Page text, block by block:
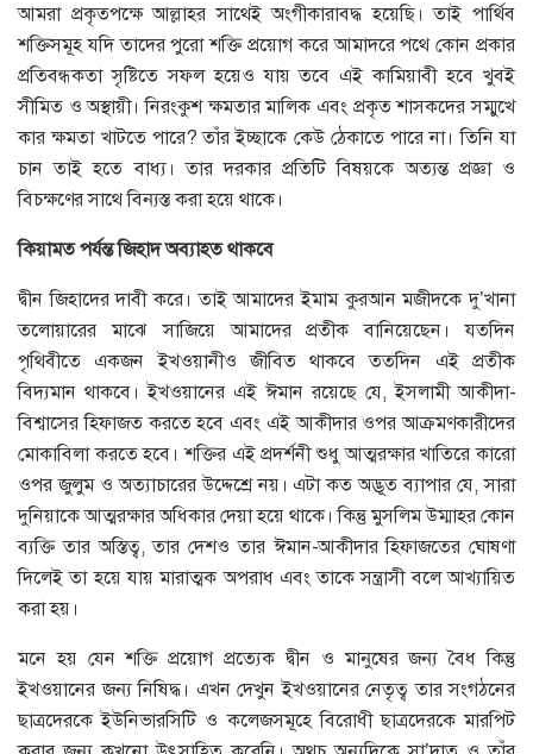
আমরা প্রকৃতপক্ষে আল্লাহর সাথেই অংগীকারাবদ্ধ হয়েছি। তাই পার্থিব
শক্তিসমূহ যদি তাদের পুরো শক্তি প্রয়োগ করে আমাদরে পথে কোন প্রকার
প্রতিবন্ধকতা সৃষ্টিতে সফল হয়েও যায় তবে এই কামিয়াবী হবে খুবই
সীমিত ও অস্থায়ী। নিরংকুশ ক্ষমতার মালিক এবং প্রকৃত শাসকদের সম্মুখে
কার ক্ষমতা খাটতে পারে? তাঁর ইচ্ছাকে কেউ ঠেকাতে পারে না। তিনি যা
চান তাই হতে বাধ্য। তার দরকার প্রতিটি বিষয়কে অত্যন্ত প্রজ্ঞা ও
বিচক্ষণের সাথে বিন্যস্ত করা হয়ে থাকে।
কিয়ামতপর্যন্তজিহাদঅব্যাহতথাকবে
দ্বীন জিহাদের দাবী করে। তাই আমাদের ইমাম কুরআন মজীদকে দু’খানা
তলোয়ারের মাঝে সাজিয়ে আমাদের প্রতীক বানিয়েছেন। যতদিন
পৃথিবীতে একজন ইখওয়ানীও জীবিত থাকবে ততদিন এই প্রতীক
বিদ্যমান থাকবে। ইখওয়ানের এই ঈমান রয়েছে যে, ইসলামী আকীদা-
বিশ্বাসের হিফাজত করতে হবে এবং এই আকীদার ওপর আক্রমণকারীদের
মোকাবিলা করতে হবে। শক্তির এই প্রদর্শনী শুধু আত্মরক্ষার খাতিরে কারো
ওপর জুলুম ও অত্যাচারের উদ্দেশ্রে নয়। এটা কত অদ্ভূত ব্যাপার যে, সারা
দুনিয়াকে আত্মরক্ষার অধিকার দেয়া হয়ে থাকে। কিন্তু মুসলিম উম্মাহর কোন
ব্যক্তি তার অস্তিত্ব, তার দেশও তার ঈমান-আকীদার হিফাজতের ঘোষণা
দিলেই তা হয়ে যায় মারাত্মক অপরাধ এবং তাকে সন্ত্রাসী বলে আখ্যায়িত
করা হয়।
মনে হয় যেন শক্তি প্রয়োগ প্রত্যেক দ্বীন ও মানুষের জন্য বৈধ কিন্তু
ইখওয়ানের জন্য নিষিদ্ধ। এখন দেখুন ইখওয়ানের নেতৃত্ব তার সংগঠনের
ছাত্রদেরকে ইউনিভারসিটি ও কলেজসমূহে বিরোধী ছাত্রদেরকে মারপিট